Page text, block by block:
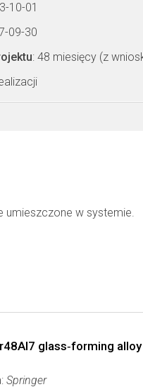
10-01
09-30
: 48 miesięcy (z
umieszczone w systemie.
glass‑forming alloy
Springer